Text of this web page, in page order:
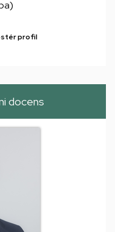
profil
docens